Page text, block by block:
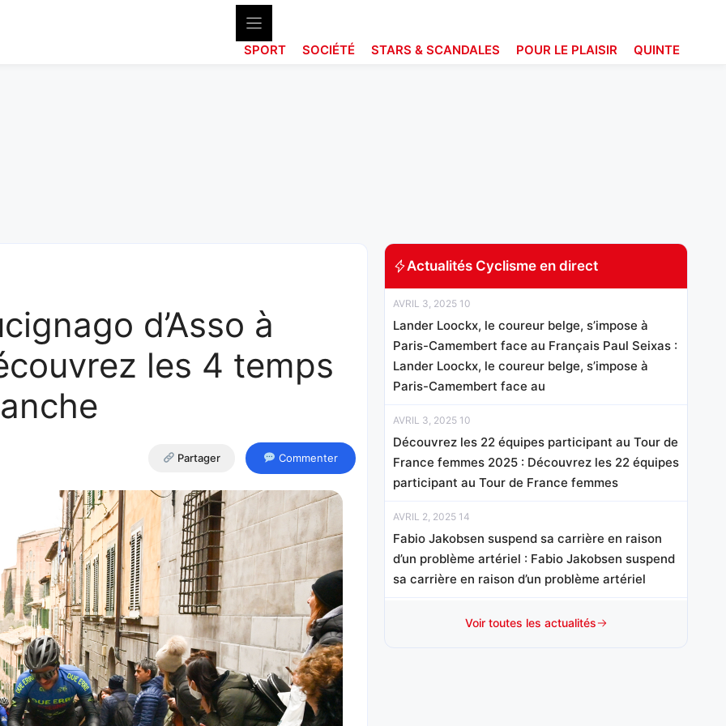
SPORT SOCIÉTÉ STARS & SCANDALES POUR LE PLAISIR QUINTE
d’Asso à
les 4 temps
Partager Commenter
Actualités Cyclisme en direct
AVRIL 3, 2025 10
Lander Loockx, le coureur belge, s’impose à
Paris-Camembert face au Français Paul Seixas :
Lander Loockx, le coureur belge, s’impose à
Paris-Camembert face au
AVRIL 3, 2025 10
Découvrez les 22 équipes participant au Tour de
France femmes 2025 : Découvrez les 22 équipes
participant au Tour de France femmes
AVRIL 2, 2025 14
Fabio Jakobsen suspend sa carrière en raison
d’un problème artériel : Fabio Jakobsen suspend
sa carrière en raison d’un problème artériel
Voir toutes les actualités